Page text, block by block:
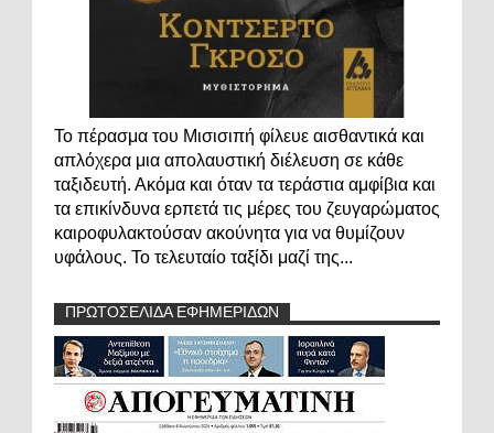
Το πέρασμα του Μισισιπή φίλευε αισθαντικά και
απλόχερα μια απολαυστική διέλευση σε κάθε
ταξιδευτή. Ακόμα και όταν τα τεράστια αμφίβια και
τα επικίνδυνα ερπετά τις μέρες του ζευγαρώματος
καιροφυλακτούσαν ακούνητα για να θυμίζουν
υφάλους. Το τελευταίο ταξίδι μαζί της...
ΠΡΩΤΟΣΕΛΙΔΑ ΕΦΗΜΕΡΙΔΩΝ